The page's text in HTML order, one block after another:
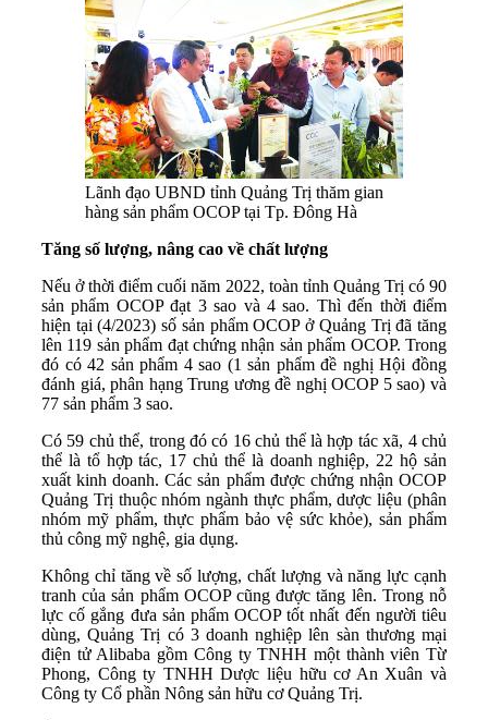
Lãnh đạo UBND tỉnh Quảng Trị thăm gian
hàng sản phẩm OCOP tại Tp. Đông Hà
Tăng số lượng, nâng cao về chất lượng
Nếu ở thời điểm cuối năm 2022, toàn tỉnh Quảng Trị có 90
sản phẩm OCOP đạt 3 sao và 4 sao. Thì đến thời điểm
hiện tại (4/2023) số sản phẩm OCOP ở Quảng Trị đã tăng
lên 119 sản phẩm đạt chứng nhận sản phẩm OCOP. Trong
đó có 42 sản phẩm 4 sao (1 sản phẩm đề nghị Hội đồng
đánh giá, phân hạng Trung ương đề nghị OCOP 5 sao) và
77 sản phẩm 3 sao.
Có 59 chủ thể, trong đó có 16 chủ thể là hợp tác xã, 4 chủ
thể là tổ hợp tác, 17 chủ thể là doanh nghiệp, 22 hộ sản
xuất kinh doanh. Các sản phẩm được chứng nhận OCOP
Quảng Trị thuộc nhóm ngành thực phẩm, dược liệu (phân
nhóm mỹ phẩm, thực phẩm bảo vệ sức khỏe), sản phẩm
thủ công mỹ nghệ, gia dụng.
Không chỉ tăng về số lượng, chất lượng và năng lực cạnh
tranh của sản phẩm OCOP cũng được tăng lên. Trong nỗ
lực cố gắng đưa sản phẩm OCOP tốt nhất đến người tiêu
dùng, Quảng Trị có 3 doanh nghiệp lên sàn thương mại
điện tử Alibaba gồm Công ty TNHH một thành viên Từ
Phong, Công ty TNHH Dược liệu hữu cơ An Xuân và
Công ty Cổ phần Nông sản hữu cơ Quảng Trị.